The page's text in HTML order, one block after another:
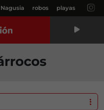
robos playas